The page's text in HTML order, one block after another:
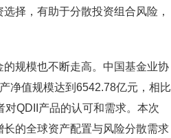
择，有助于分散投资组合风险，
规模也不断走高。中国基金业协
净值规模达到6542.78亿元，相比
QDII产品的认可和需求。本次
的全球资产配置与风险分散需求